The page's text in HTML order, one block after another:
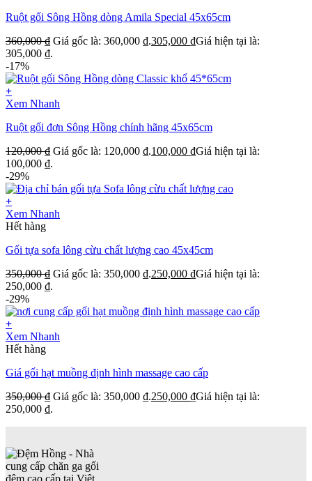
Ruột gối Sông Hồng dòng Amila Special 45x65cm
360,000₫ Giá gốc là: 360,000 ₫.305,000 ₫Giá hiện tại là:
305,000 ₫.
-17%
+
Xem Nhanh
Ruột gối đơn Sông Hồng chính hãng 45x65cm
120,000₫ Giá gốc là: 120,000 ₫.100,000 ₫Giá hiện tại là:
100,000 ₫.
-29%
+
Xem Nhanh
Hết hàng
Gối tựa sofa lông cừu chất lượng cao 45x45cm
350,000₫ Giá gốc là: 350,000 ₫.250,000 ₫Giá hiện tại là:
250,000 ₫.
-29%
+
Xem Nhanh
Hết hàng
Giá gối hạt muồng định hình massage cao cấp
350,000₫ Giá gốc là: 350,000 ₫.250,000 ₫Giá hiện tại là:
250,000 ₫.